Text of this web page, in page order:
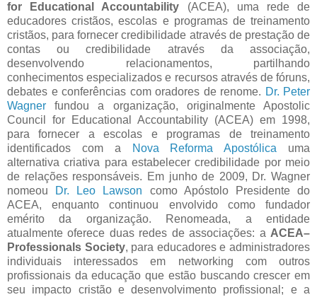
for Educational Accountability (ACEA), uma rede de
educadores cristãos, escolas e programas de treinamento
cristãos, para fornecer credibilidade através de prestação de
contas ou credibilidade através da associação,
desenvolvendo relacionamentos, partilhando
conhecimentos especializados e recursos através de fóruns,
debates e conferências com oradores de renome. Dr. Peter
Wagner fundou a organização, originalmente Apostolic
Council for Educational Accountability (ACEA) em 1998,
para fornecer a escolas e programas de treinamento
identificados com a
Nova Reforma Apostólica uma
alternativa criativa para estabelecer credibilidade por meio
de relações responsáveis. Em junho de 2009, Dr. Wagner
nomeou
Dr. Leo Lawson como Apóstolo Presidente do
ACEA, enquanto continuou envolvido como fundador
emérito da organização. Renomeada, a entidade
atualmente oferece duas redes de associações: a ACEA–
Professionals Society, para educadores e administradores
individuais interessados em networking com outros
profissionais da educação que estão buscando crescer em
seu impacto cristão e desenvolvimento profissional; e a